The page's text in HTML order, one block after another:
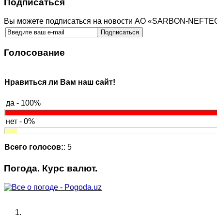
Подписаться
Вы можете подписаться на новости АО «SARBON-
Голосование
Нравиться ли Вам наш сайт!
да - 100%
нет - 0%
Всего голосов:: 5
Погода. Курс валют.